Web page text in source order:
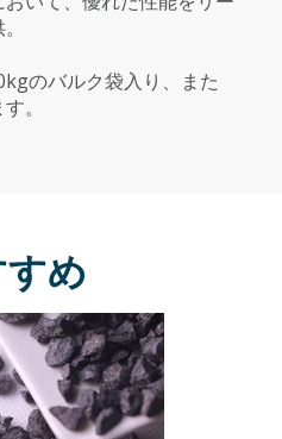
のバルク袋入り、また
。
め